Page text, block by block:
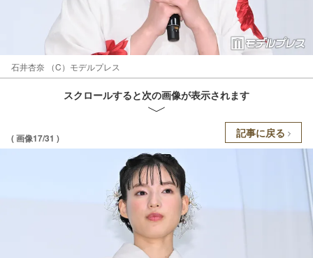
石井杏奈 （C）モデルプレス
スクロールすると次の画像が表示されます
( 画像17/31 ) 記事に戻る